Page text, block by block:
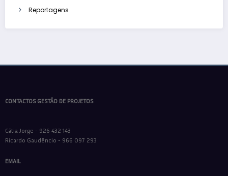
Reportagens
CONTACTOS GESTÃO DE PROJETOS
Cátia Jorge - 926 432 143
Ricardo Gaudêncio - 966 097 293
EMAIL